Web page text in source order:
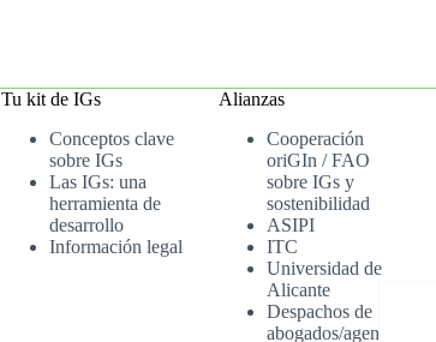
Tu kit de IGs
Conceptos clave
sobre IGs
Las IGs: una
herramienta de
desarrollo
Información legal
Alianzas
Cooperación
oriGIn / FAO
sobre IGs y
sostenibilidad
ASIPI
ITC
Universidad de
Alicante
Despachos de
abogados/agenci